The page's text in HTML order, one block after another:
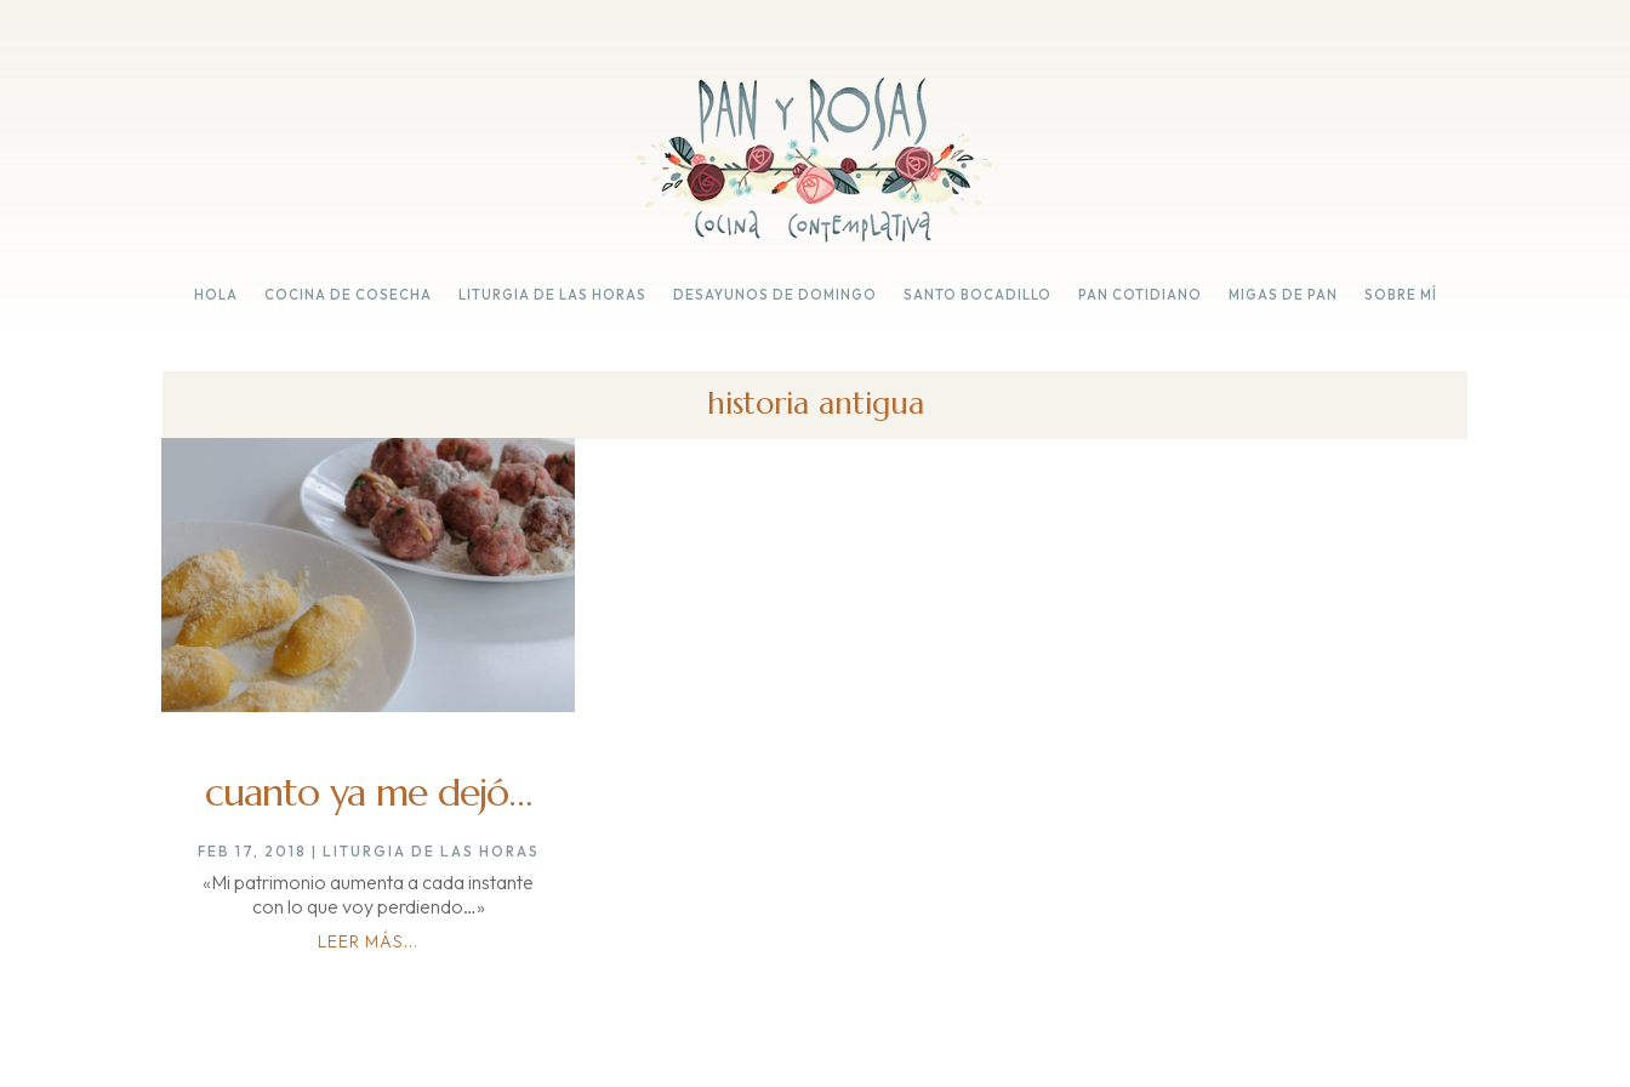
HOLA COCINA DE COSECHA LITURGIA DE LAS HORAS DESAYUNOS DE DOMINGO SANTO BOCADILLO PAN COTIDIANO MIGAS DE PAN SOBRE MÍ
historia antigua
cuanto ya me dejó…
FEB 17, 2018 | LITURGIA DE LAS HORAS
«Mi patrimonio aumenta a cada instante
con lo que voy perdiendo…»
LEER MÁS...